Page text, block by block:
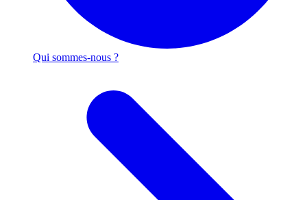
Qui sommes-nous ?